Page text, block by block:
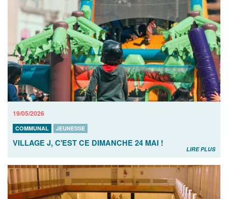
19/05/2026
COMMUNAL JEUNESSE
VILLAGE J, C'EST CE DIMANCHE 24 MAI !
LIRE PLUS